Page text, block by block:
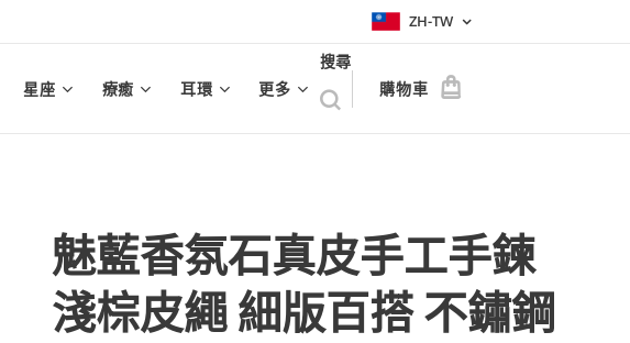
ZH-TW
星座 療癒 耳環 更多
搜尋
購物車
魅藍香氛石真皮手工手鍊
淺棕皮繩 細版百搭 不鏽鋼